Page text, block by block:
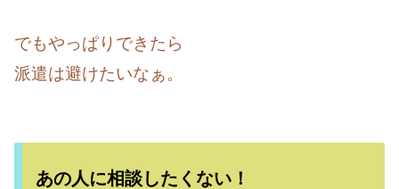
でもやっぱりできたら
派遣は避けたいなぁ。
あの人に相談したくない！